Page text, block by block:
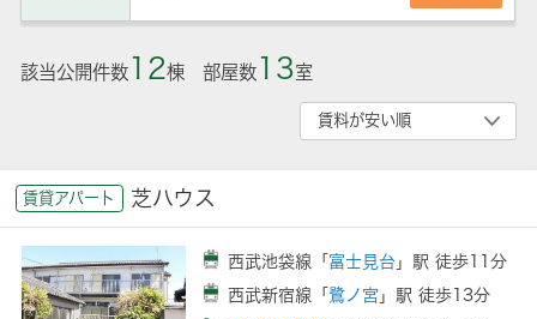
該当公開件数12棟 部屋数13室
賃貸アパート 芝ハウス
西武池袋線「 富士見台 」駅 徒歩11分
西武新宿線「鷺ノ宮 」駅 徒歩13分